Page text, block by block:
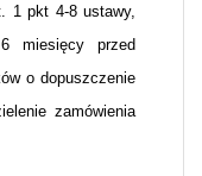
1 pkt 4-8 ustawy,
miesięcy przed
o dopuszczenie
zamówienia